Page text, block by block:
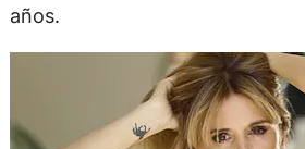
años.